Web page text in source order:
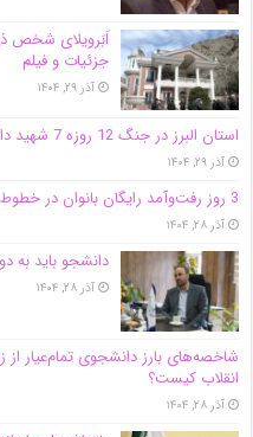
اَبَر‌ویلای شخص
جزئیات و فیلم
آذر ۲۹, ۱۴۰۴
استان البرز در جنگ 12 روزه 7 شهید دانشجو تقدیم انقلاب کرد
آذر ۲۹, ۱۴۰۴
3 روز رفت‌وآمد رایگان بانوان در خطوط اتوبوسرانی شهری کرج
آذر ۲۸, ۱۴۰۴
دانشجو باید به
آذر ۲۸, ۱۴۰۴
شاخصه‌های بارز دانشجوی تمام‌عیار از
انقلاب کیست؟
آذر ۲۸, ۱۴۰۴